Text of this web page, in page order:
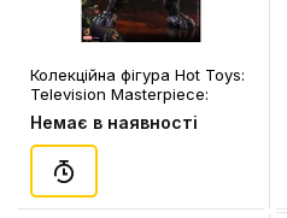
Колекційна фігура Hot Toys:
Television Masterpiece:
Marvel: Spider-Man:
Maximum Venom: Venomized
Groot, (605986)
Немає в наявності